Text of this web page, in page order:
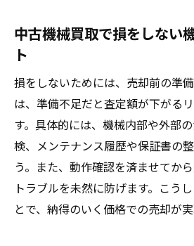
口コミで明らかになる中
中古機械買取comの評判
コツ
ランキング上位でも注意
者の選択
古い機械買取時の見積
る点
口コミが語る機械買取相
中古機械買取で損をしない
ト
損をしないためには、売却前の準
は、準備不足だと査定額が下がる
す。具体的には、機械内部や外部
検、メンテナンス履歴や保証書の
う。また、動作確認を済ませてか
トラブルを未然に防げます。こう
とで、納得のいく価格での売却が実